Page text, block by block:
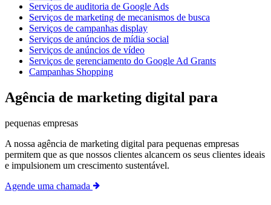
Serviços de auditoria de Google Ads
Serviços de marketing de mecanismos de busca
Serviços de campanhas display
Serviços de anúncios de mídia social
Serviços de anúncios de vídeo
Serviços de gerenciamento do Google Ad Grants
Campanhas Shopping
Agência de marketing digital para
pequenas empresas
A nossa agência de marketing digital para pequenas empresas
permitem que as que nossos clientes alcancem os seus clientes ideais
e impulsionem um crescimento sustentável.
Agende uma chamada